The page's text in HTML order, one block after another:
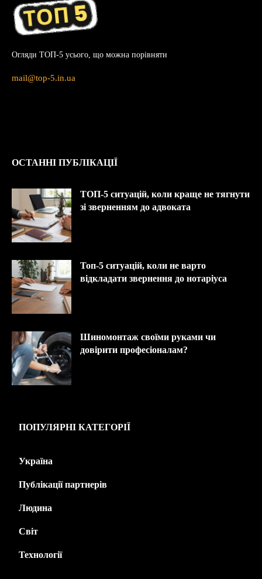
Огляди ТОП-5 усього, що можна порівняти
mail@top-5.in.ua
ОСТАННІ ПУБЛІКАЦІЇ
ТОП-5 ситуацій, коли краще не тягнути
зі зверненням до адвоката
Топ-5 ситуацій, коли не варто
відкладати звернення до нотаріуса
Шиномонтаж своїми руками чи
довірити професіоналам?
ПОПУЛЯРНІ КАТЕГОРІЇ
Україна
Публікації партнерів
Людина
Світ
Технології